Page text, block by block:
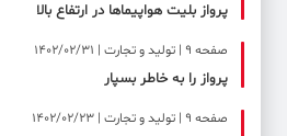
پرواز بلیت هواپیماها در ارتفاع بالا
صفحه ۹ | تولید و تجارت | 1402/02/31
پرواز را به خاطر بسپار
صفحه ۹ | تولید و تجارت | 1402/02/23